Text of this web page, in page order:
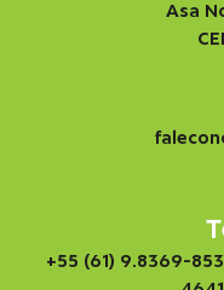
Asa
+55 (61) 9.8369-